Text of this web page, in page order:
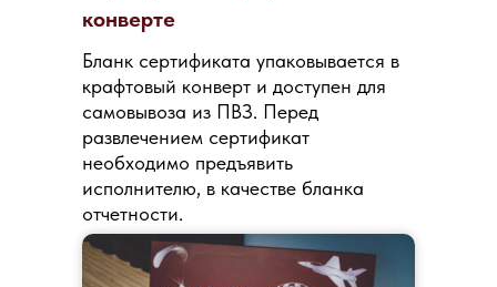
конверте
Бланк сертификата упаковывается в
крафтовый конверт и доступен для
самовывоза из ПВЗ. Перед
развлечением сертификат
необходимо предъявить
исполнителю, в качестве бланка
отчетности.